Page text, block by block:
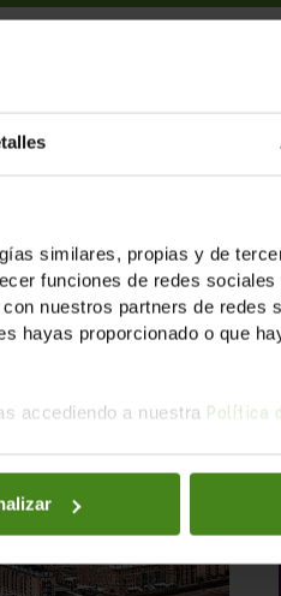
similares, propias y de
funciones de redes
nuestros partners de redes
hayas proporcionado o que
accediendo a nuestra Política